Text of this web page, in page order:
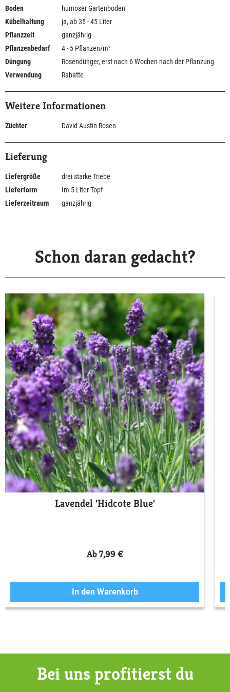
Boden
humoser Gartenboden
Kübelhaltung
ja, ab 35 - 45 Liter
Pflanzzeit
ganzjährig
Pflanzenbedarf
4 - 5 Pflanzen/m²
Düngung
Rosendünger, erst nach 6 Wochen nach der Pflanzung
Verwendung
Rabatte
Weitere Informationen
Züchter David Austin Rosen
Lieferung
Liefergröße
drei starke Triebe
Lieferform
Im 5 Liter Topf
Lieferzeitraum
ganzjährig
Schon daran gedacht?
Lavendel 'Hidcote Blue'
Ab 7,99 €
In den Warenkorb
Bei uns profitierst du